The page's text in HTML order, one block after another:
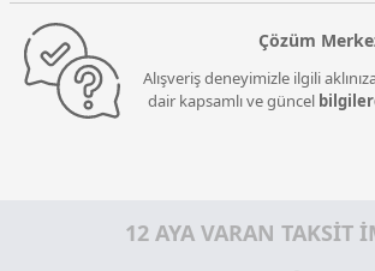
Çözüm
Alışveriş deneyimizle ilgili
dair kapsamlı ve güncel
12 AYA VARAN TAKSİT